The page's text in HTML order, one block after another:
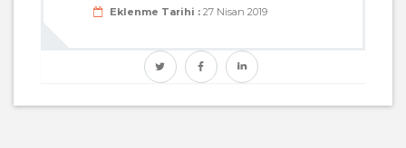
Eklenme Tarihi : 27 Nisan 2019